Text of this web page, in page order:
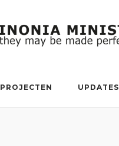
PROJECTEN UPDATES